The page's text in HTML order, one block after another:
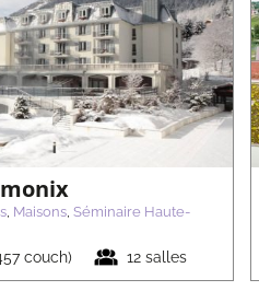
, Maisons, Séminaire Haute-
couch) 12 salles
Resort et Spa
Maisons Séminaire Loire (42)